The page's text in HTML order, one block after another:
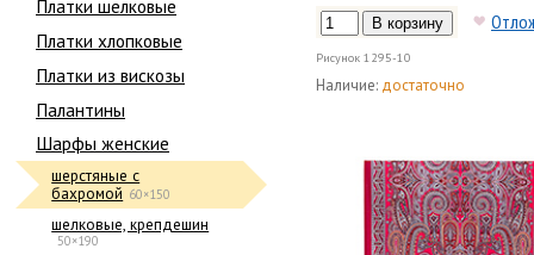
Платки шелковые
Платки хлопковые
Платки из вискозы
Палантины
Шарфы женские
шерстяные с
бахромой 60×150
шелковые, крепдешин
50×190
Рисунок 1295-10
Наличие: достаточно